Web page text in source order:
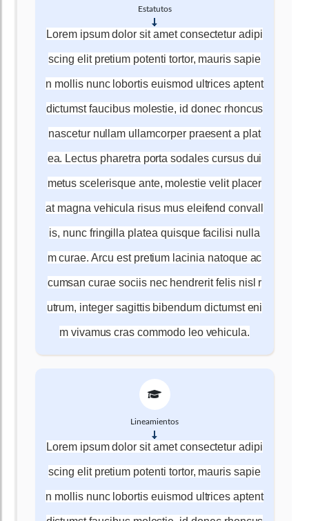
Estatutos
Lorem ipsum dolor sit amet consectetur adipi
scing elit pretium potenti tortor, mauris sapie
n mollis nunc lobortis euismod ultrices aptent
dictumst faucibus molestie, id donec rhoncus
nascetur nullam ullamcorper praesent a plat
ea. Lectus pharetra porta sodales cursus dui
metus scelerisque ante, molestie velit placer
at magna vehicula risus mus eleifend convall
is, nunc fringilla platea quisque facilisi nulla
m curae. Arcu est pretium lacinia natoque ac
cumsan curae sociis nec hendrerit felis nisl r
utrum, integer sagittis bibendum dictumst eni
m vivamus cras commodo leo vehicula.
Lineamientos
Lorem ipsum dolor sit amet consectetur adipi
scing elit pretium potenti tortor, mauris sapie
n mollis nunc lobortis euismod ultrices aptent